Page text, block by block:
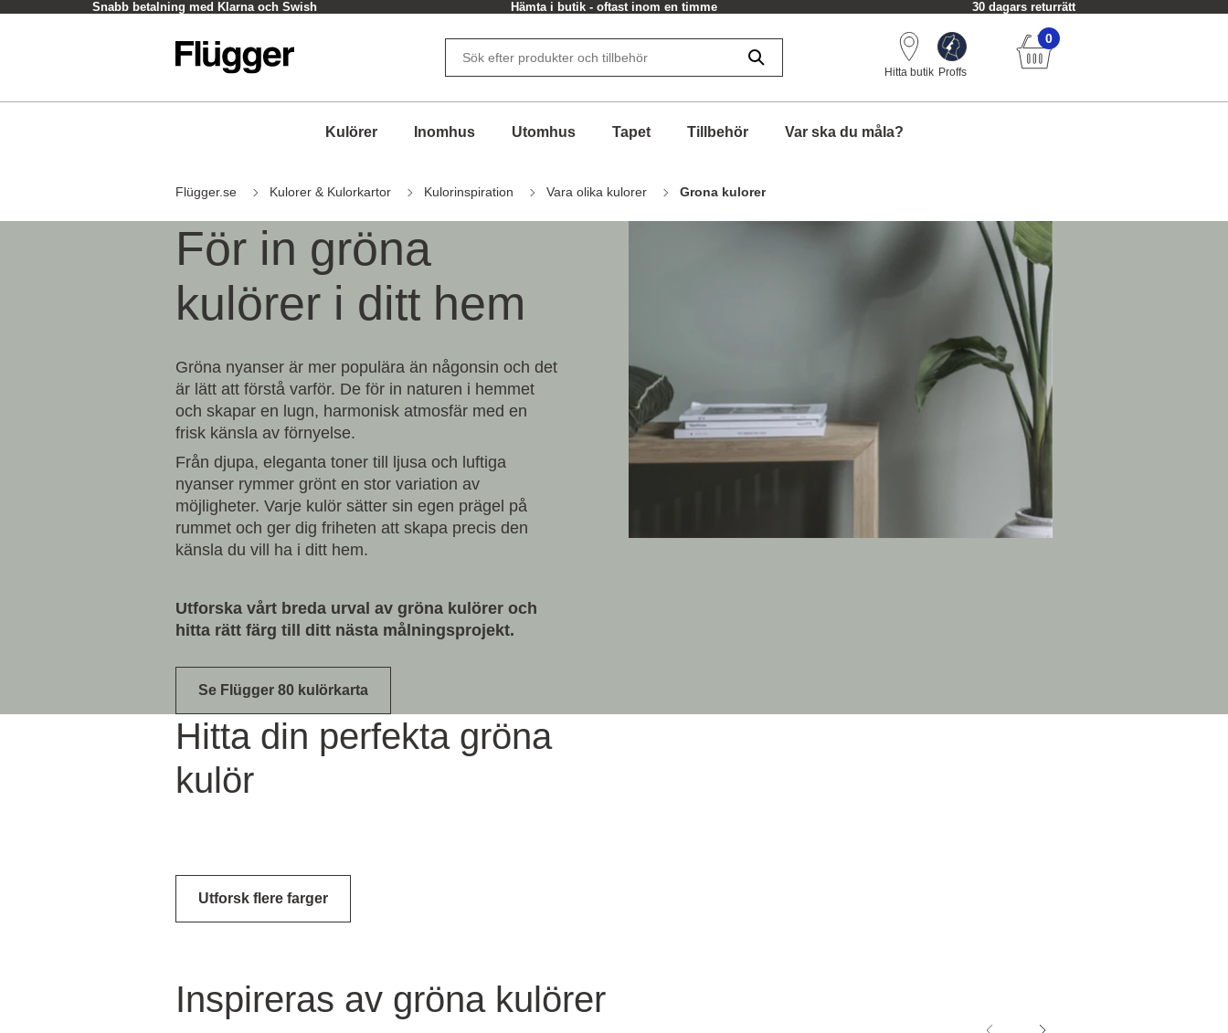
Snabb betalning med Klarna och Swish Hämta i butik - oftast inom en timme 30 dagars returrätt
Hitta butik Proffs
0
Kulörer Inomhus Utomhus Tapet Tillbehör Var ska du måla?
Flügger.se Kulorer & Kulorkartor Kulorinspiration Vara olika kulorer Grona kulorer
För in gröna
kulörer i ditt hem
Gröna nyanser är mer populära än någonsin och det
är lätt att förstå varför. De för in naturen i hemmet
och skapar en lugn, harmonisk atmosfär med en
frisk känsla av förnyelse.
Från djupa, eleganta toner till ljusa och luftiga
nyanser rymmer grönt en stor variation av
möjligheter. Varje kulör sätter sin egen prägel på
rummet och ger dig friheten att skapa precis den
känsla du vill ha i ditt hem.
Utforska vårt breda urval av gröna kulörer och
hitta rätt färg till ditt nästa målningsprojekt.
Se Flügger 80 kulörkarta
Hitta din perfekta gröna
kulör
Utforsk flere farger
Inspireras av gröna kulörer